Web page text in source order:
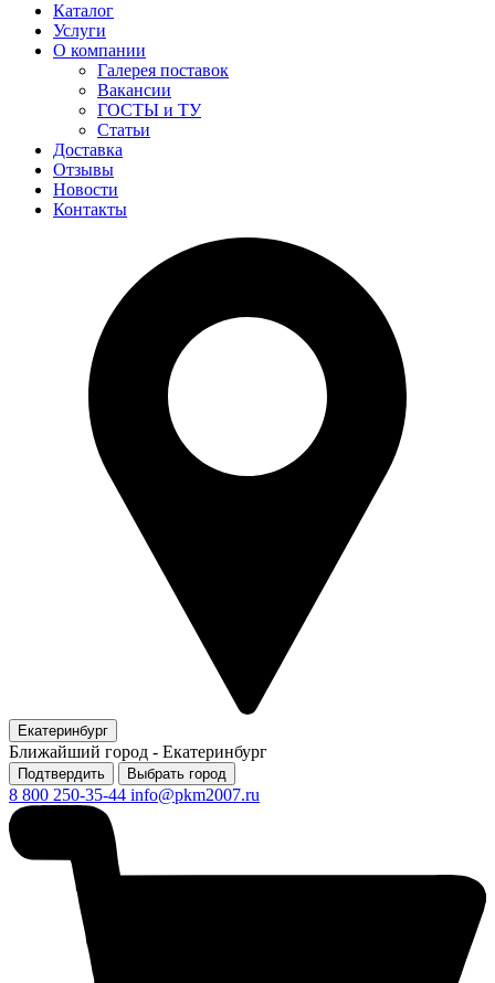
Каталог
Услуги
О компании
Галерея поставок
Вакансии
ГОСТЫ и ТУ
Статьи
Доставка
Отзывы
Новости
Контакты
Екатеринбург
Ближайший город - Екатеринбург
Подтвердить Выбрать город
8 800 250-35-44 info@pkm2007.ru